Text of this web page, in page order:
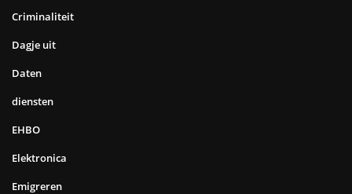
Criminaliteit
Dagje uit
Daten
diensten
EHBO
Elektronica
Emigreren